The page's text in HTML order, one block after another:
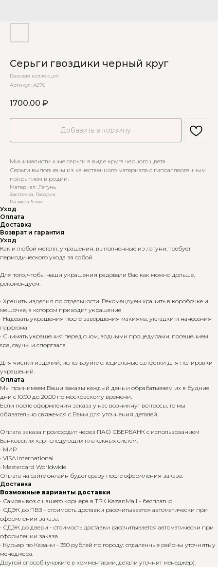
Серьги гвоздики черный круг
Базовая коллекция
Артикул: А276
1700,00 ₽
Добавить в корзину
Минималистичные серьги в виде круга черного цвета.
Серьги выполнены из качественного материала с гипоаллергенным
покрытием в родии.
Материал: Латунь
Застежка: Гвоздик
Размер: 5 мм
Уход
Оплата
Доставка
Возврат и гарантия
Уход
Как и любой металл, украшения, выполненные из латуни, требует
периодического ухода за собой.
Для того, чтобы наши украшения радовали Вас как можно дольше,
рекомендуем:
· Хранить изделия по отдельности. Рекомендуем хранить в коробочке и
мешочке, в котором приходит украшение
· Надевать украшения после завершения макияжа, укладки и нанесения
парфюма
· Снимать украшения перед сном, водными процедурами, посещением
spa, сауны и спортзала
Для чистки изделий, используйте специальные салфетки для полировки
украшений.
Оплата
Мы принимаем Ваши заказы каждый день и обрабатываем их в будние
дни с 10:00 до 20:00 по московскому времени.
Если после оформления заказа у нас возникнут вопросы, то мы
обязательно свяжемся с Вами для уточнения деталей.
Оплата заказа происходит через ПАО СБЕРБАНК с использованием
Банковских карт следующих платежных систем:
· МИР
· VISA International
· Mastercard Worldwide
Оплата на сайте онлайн будет сразу после оформления заказа.
Доставка
Возможные варианты доставки
· Самовывоз с нашего корнера в ТРК KazanMall - бесплатно
· СДЭК до ПВЗ - стоимость доставки рассчитывается автоматически при
оформлении заказа.
· СДЭК до двери - стоимость доставки рассчитывается автоматически при
оформлении заказа.
· Курьер по Казани - 350 рублей по городу; отдаленные районы уточнять у
менеджера.
Другой способ (укажите в комментарии, детали уточнит менеджер).